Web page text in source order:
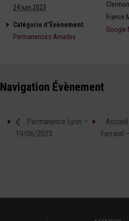
24 juin 2023
Catégorie d’Évènement:
Permanences Amadys
France
Google
Navigation Évènement
Permanence Lyon –
19/06/2023
Ferrand